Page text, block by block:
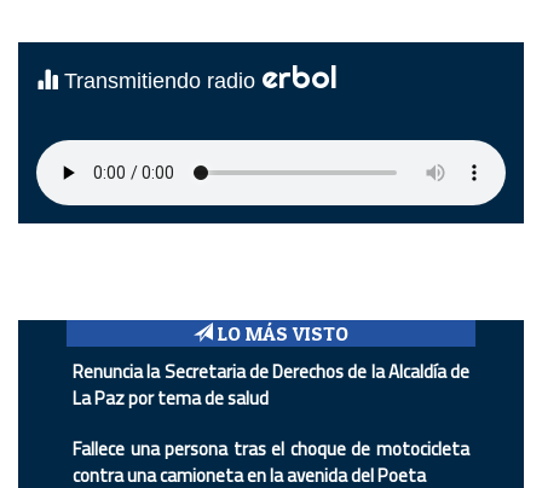
Transmitiendo radio erbol
LO MÁS VISTO
Renuncia la Secretaria de Derechos de la Alcaldía de
La Paz por tema de salud
Fallece una persona tras el choque de motocicleta
contra una camioneta en la avenida del Poeta